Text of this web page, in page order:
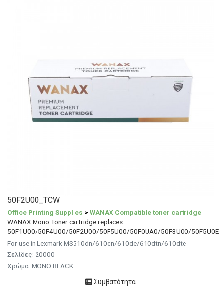
50F2U00_TCW
Office Printing Supplies > WANAX Compatible toner cartridge
WANAX Mono Toner cartridge replaces
50F1U00/50F4U00/50F2U00/50F5U00/50F0UA0/50F3U00/50F5U0E
For use in Lexmark MS510dn/610dn/610de/610dtn/610dte
Σελίδες: 20000
Χρώμα: MONO BLACK
Συμβατότητα